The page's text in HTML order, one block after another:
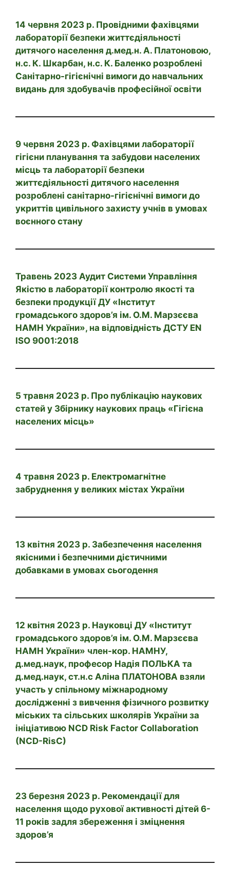
14 червня 2023 р. Провідними фахівцями
лабораторії безпеки життєдіяльності
дитячого населення д.мед.н. А. Платоновою,
н.с. К. Шкарбан, н.с. К. Баленко розроблені
Санітарно-гігієнічні вимоги до навчальних
видань для здобувачів професійної освіти
9 червня 2023 р. Фахівцями лабораторії
гігієни планування та забудови населених
місць та лабораторії безпеки
життєдіяльності дитячого населення
розроблені санітарно-гігієнічні вимоги до
укриттів цивільного захисту учнів в умовах
воєнного стану
Травень 2023 Аудит Системи Управління
Якістю в лабораторії контролю якості та
безпеки продукції ДУ «Інститут
громадського здоров’я ім. О.М. Марзєєва
НАМН України», на відповідність ДСТУ EN
ISO 9001:2018
5 травня 2023 р. Про публікацію наукових
статей у Збірнику наукових праць «Гігієна
населених місць»
4 травня 2023 р. Електромагнітне
забруднення у великих містах України
13 квітня 2023 р. Забезпечення населення
якісними і безпечними дієтичними
добавками в умовах сьогодення
12 квітня 2023 р. Науковці ДУ «Інститут
громадського здоров’я ім. О.М. Марзєєва
НАМН України» член-кор. НАМНУ,
д.мед.наук, професор Надія ПОЛЬКА та
д.мед.наук, ст.н.с Аліна ПЛАТОНОВА взяли
участь у спільному міжнародному
дослідженні з вивчення фізичного розвитку
міських та сільських школярів України за
ініціативою NCD Risk Factor Collaboration
(NCD-RisC)
23 березня 2023 р. Рекомендації для
населення щодо рухової активності дітей 6-
11 років задля збереження і зміцнення
здоров’я